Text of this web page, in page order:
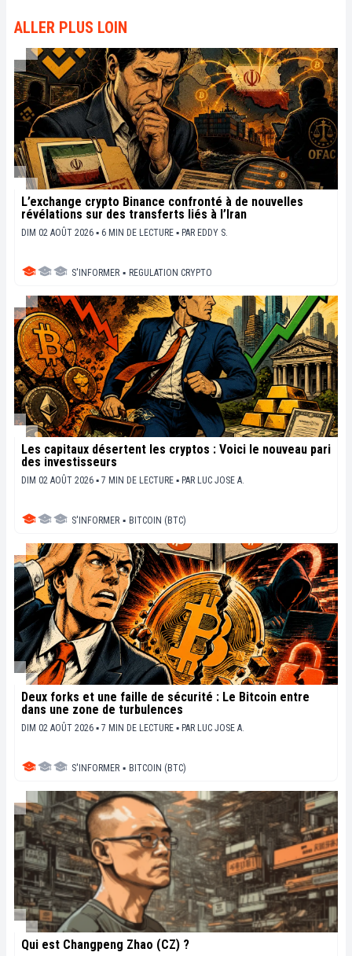
sociétaux de cette révolution en marche.
ALLER PLUS LOIN
L’exchange crypto Binance confronté à de nouvelles
révélations sur des transferts liés à l’Iran
DIM 02 AOÛT 2026 ▪ 6 MIN DE LECTURE ▪ PAR EDDY S.
S'INFORMER ▪ REGULATION CRYPTO
Les capitaux désertent les cryptos : Voici le nouveau pari
des investisseurs
DIM 02 AOÛT 2026 ▪ 7 MIN DE LECTURE ▪ PAR LUC JOSE A.
S'INFORMER ▪ BITCOIN (BTC)
Deux forks et une faille de sécurité : Le Bitcoin entre
dans une zone de turbulences
DIM 02 AOÛT 2026 ▪ 7 MIN DE LECTURE ▪ PAR LUC JOSE A.
S'INFORMER ▪ BITCOIN (BTC)
Qui est Changpeng Zhao (CZ) ?